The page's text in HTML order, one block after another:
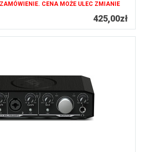
CENA MOŻE ULEC ZMIANIE
425,00zł